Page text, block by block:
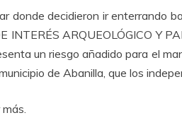
donde decidieron ir enterrando
INTERÉS ARQUEOLÓGICO Y
un riesgo añadido para el
de Abanilla, que los